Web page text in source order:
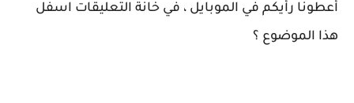
أعطونا رأيكم في الموبايل ، في خانة التعليقات اسفل
هذا الموضوع ؟